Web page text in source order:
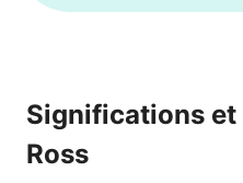
Significations et
Ross